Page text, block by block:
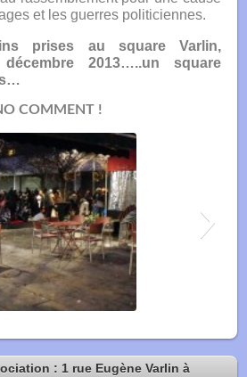
et les guerres politiciennes.
prises au square Varlin,
2013…..un square
COMMENT !
10-150x150
: 1 rue Eugène Varlin à